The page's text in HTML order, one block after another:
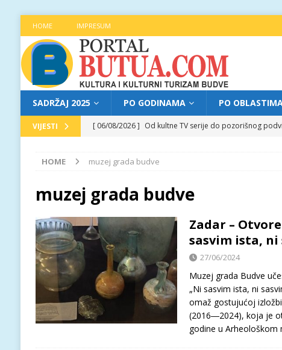
HOME IMPRESUM
SADRŽAJ 2025 PO GODINAMA PO
VIJESTI [ 06/08/2026 ] Od kultne TV serije do pozorišnog
[ 05/08/2026 ] Grad, voda, drvo i čovjek:
[ 04/08/2026 ]
Najava programa XL festivala „Grad
[ 06/08/2026 ]
HOME muzej grada budve
muzej grada budve
Zadar –
sasvim ista, ni
27/06/2024
Muzej grada Budve
„Ni sasvim ista, ni
omaž gostujućoj
(2016―2024), koja je
godine u Arheološkom